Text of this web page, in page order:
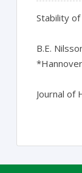
Stability
B.E.